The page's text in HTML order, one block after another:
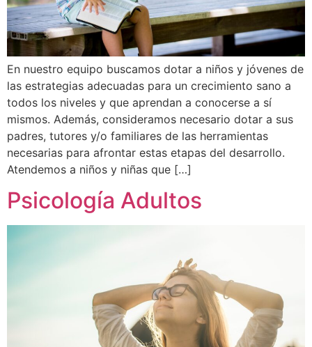
En nuestro equipo buscamos dotar a niños y jóvenes de
las estrategias adecuadas para un crecimiento sano a
todos los niveles y que aprendan a conocerse a sí
mismos. Además, consideramos necesario dotar a sus
padres, tutores y/o familiares de las herramientas
necesarias para afrontar estas etapas del desarrollo.
Atendemos a niños y niñas que […]
Psicología Adultos